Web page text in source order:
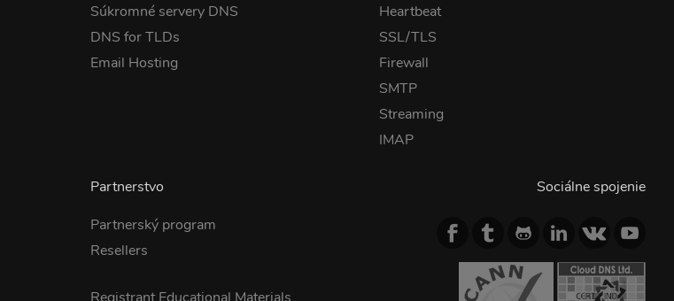
Súkromné servery DNS
DNS for TLDs
Email Hosting
Heartbeat
SSL/TLS
Firewall
SMTP
Streaming
IMAP
Partnerstvo
Partnerský program
Resellers
Sociálne spojenie